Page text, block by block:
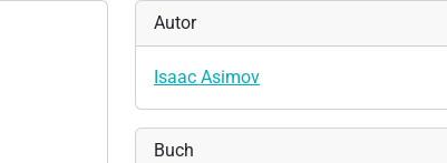
Autor
Isaac Asimov
Buch